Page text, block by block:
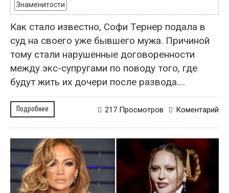
Знаменитости
Как стало известно, Софи Тернер подала в
суд на своего уже бывшего мужа. Причиной
тому стали нарушенные договоренности
между экс-супругами по поводу того, где
будут жить их дочери после развода....
Подробнее Коментарий
217 Просмотров